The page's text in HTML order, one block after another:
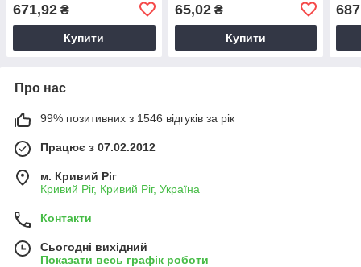
магніт/1x18650/1х18500/
ЗУ Type-C) 10,5 см
671,92 ₴
Купити
65,02₴
Купити
Про нас
99% позитивних з 1546 відгуків за рік
Працює з 07.02.2012
м. Кривий Ріг
Кривий Ріг, Кривий Ріг, Україна
Контакти
Сьогодні вихідний
Показати весь графік роботи